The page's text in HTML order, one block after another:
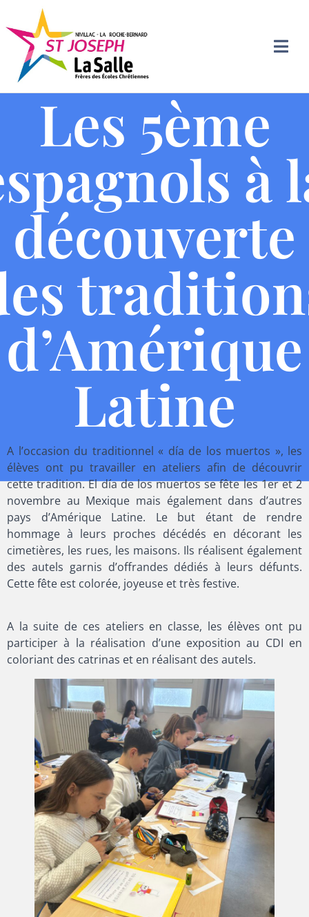
Les 5ème
à
découverte
d’Amérique
Latine
A l’occasion du traditionnel « día de los muertos », les
élèves ont pu travailler en ateliers afin de découvrir
cette tradition. El día de los muertos se fête les 1er et 2
novembre au Mexique mais également dans d’autres
pays d’Amérique Latine. Le but étant de rendre
hommage à leurs proches décédés en décorant les
cimetières, les rues, les maisons. Ils réalisent également
des autels garnis d’offrandes dédiés à leurs défunts.
Cette fête est colorée, joyeuse et très festive.
A la suite de ces ateliers en classe, les élèves ont pu
participer à la réalisation d’une exposition au CDI en
coloriant des catrinas et en réalisant des autels.